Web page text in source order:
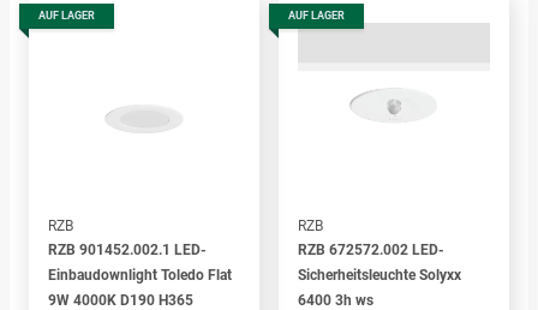
AUF LAGER
RZB
RZB 901452.002.1 LED-
Einbaudownlight Toledo Flat
9W 4000K D190 H365
AUF LAGER
RZB
RZB 672572.002 LED-
Sicherheitsleuchte Solyxx
6400 3h ws